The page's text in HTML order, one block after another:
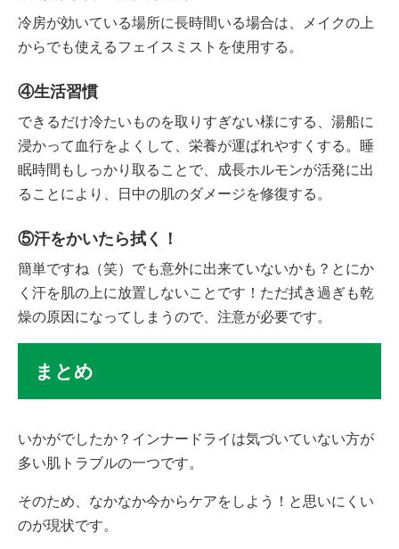
冷房が効いている場所に長時間いる場合は、メイクの上
からでも使えるフェイスミストを使用する。
④生活習慣
できるだけ冷たいものを取りすぎない様にする、湯船に
浸かって血行をよくして、栄養が運ばれやすくする。睡
眠時間もしっかり取ることで、成長ホルモンが活発に出
ることにより、日中の肌のダメージを修復する。
⑤汗をかいたら拭く！
簡単ですね（笑）でも意外に出来ていないかも？とにか
く汗を肌の上に放置しないことです！ただ拭き過ぎも乾
燥の原因になってしまうので、注意が必要です。
まとめ
いかがでしたか？インナードライは気づいていない方が
多い肌トラブルの一つです。
そのため、なかなか今からケアをしよう！と思いにくい
のが現状です。